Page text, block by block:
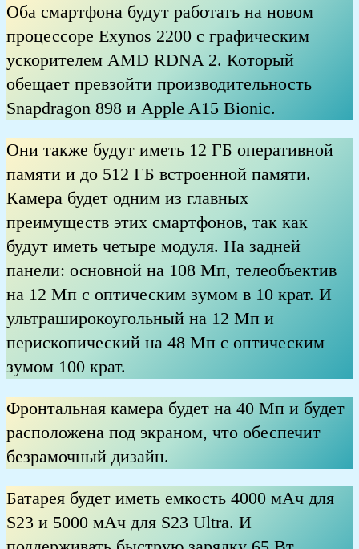
Оба смартфона будут работать на новом
процессоре Exynos 2200 с графическим
ускорителем AMD RDNA 2. Который
обещает превзойти производительность
Snapdragon 898 и Apple A15 Bionic.
Они также будут иметь 12 ГБ оперативной
памяти и до 512 ГБ встроенной памяти.
Камера будет одним из главных
преимуществ этих смартфонов, так как
будут иметь четыре модуля. На задней
панели: основной на 108 Мп, телеобъектив
на 12 Мп с оптическим зумом в 10 крат. И
ультраширокоугольный на 12 Мп и
перископический на 48 Мп с оптическим
зумом 100 крат.
Фронтальная камера будет на 40 Мп и будет
расположена под экраном, что обеспечит
безрамочный дизайн.
Батарея будет иметь емкость 4000 мАч для
S23 и 5000 мАч для S23 Ultra. И